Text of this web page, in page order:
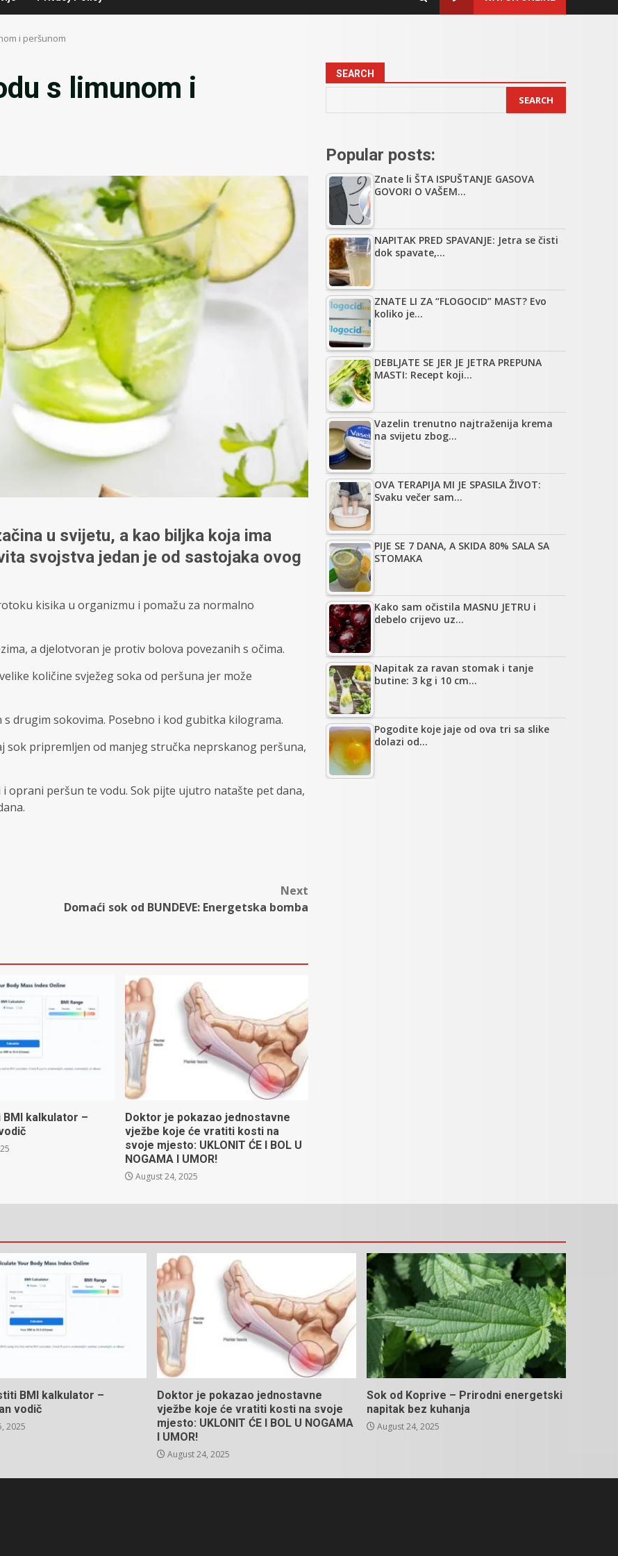
i peršunom
s limunom i
u svijetu, a kao biljka koja ima
svojstva jedan je od sastojaka ovog
kisika u organizmu i pomažu za normalno
a djelotvoran je protiv bolova povezanih s očima.
količine svježeg soka od peršuna jer može
drugim sokovima. Posebno i kod gubitka kilograma.
sok pripremljen od manjeg stručka neprskanog peršuna,
oprani peršun te vodu. Sok pijte ujutro natašte pet dana,
Next
Domaći sok od BUNDEVE: Energetska bomba
kalkulator –
Doktor je pokazao jednostavne
vježbe koje će vratiti kosti na
svoje mjesto: UKLONIT ĆE I BOL U
NOGAMA I UMOR!
August 24, 2025
SEARCH
SEARCH
Popular posts:
Znate li ŠTA ISPUŠTANJE GASOVA
GOVORI O VAŠEM…
NAPITAK PRED SPAVANJE: Jetra se čisti
dok spavate,…
ZNATE LI ZA “FLOGOCID” MAST? Evo
koliko je…
DEBLJATE SE JER JE JETRA PREPUNA
MASTI: Recept koji…
Vazelin trenutno najtraženija krema
na svijetu zbog…
OVA TERAPIJA MI JE SPASILA ŽIVOT:
Svaku večer sam…
PIJE SE 7 DANA, A SKIDA 80% SALA SA
STOMAKA
Kako sam očistila MASNU JETRU i
debelo crijevo uz…
Napitak za ravan stomak i tanje
butine: 3 kg i 10 cm…
Pogodite koje jaje od ova tri sa slike
dolazi od…
BMI kalkulator –
vodič
2025
Doktor je pokazao jednostavne
vježbe koje će vratiti kosti na svoje
mjesto: UKLONIT ĆE I BOL U NOGAMA
I UMOR!
August 24, 2025
Sok od Koprive – Prirodni energetski
napitak bez kuhanja
August 24, 2025